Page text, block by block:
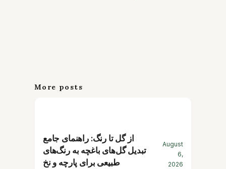
More posts
از گل تا رنگ: راهنمای جامع
تبدیل گل‌های باغچه به رنگ‌های
طبیعی برای پارچه و نخ
August
6,
2026